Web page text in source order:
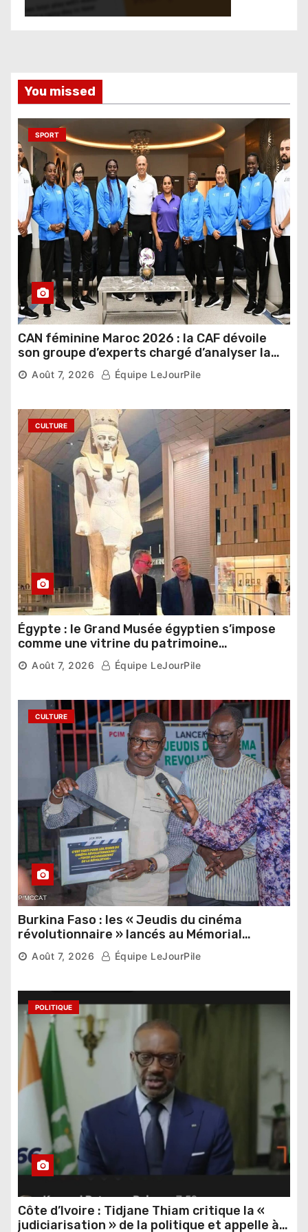
You missed
SPORT
CAN féminine Maroc 2026 : la CAF dévoile
son groupe d’experts chargé d’analyser la
compétition
Août 7, 2026 Équipe LeJourPile
CULTURE
Égypte : le Grand Musée égyptien s’impose
comme une vitrine du patrimoine
pharaonique auprès des dirigeants
étrangers
Août 7, 2026 Équipe LeJourPile
CULTURE
Burkina Faso : les « Jeudis du cinéma
révolutionnaire » lancés au Mémorial
Thomas Sankara
Août 7, 2026 Équipe LeJourPile
POLITIQUE
Côte d’Ivoire : Tidjane Thiam critique la «
judiciarisation » de la politique et appelle à